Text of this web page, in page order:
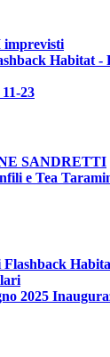
Habitat -
23
SANDRETTI
e Tea
2025